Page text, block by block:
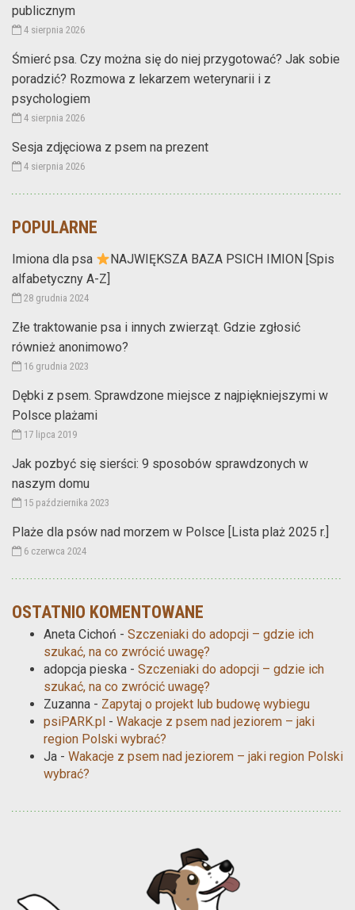
publicznym
4 sierpnia 2026
Śmierć psa. Czy można się do niej przygotować? Jak sobie
poradzić? Rozmowa z lekarzem weterynarii i z
psychologiem
4 sierpnia 2026
Sesja zdjęciowa z psem na prezent
4 sierpnia 2026
POPULARNE
Imiona dla psa
NAJWIĘKSZA BAZA PSICH IMION [Spis
alfabetyczny A-Z]
28 grudnia 2024
Złe traktowanie psa i innych zwierząt. Gdzie zgłosić
również anonimowo?
16 grudnia 2023
Dębki z psem. Sprawdzone miejsce z najpiękniejszymi w
Polsce plażami
17 lipca 2019
Jak pozbyć się sierści: 9 sposobów sprawdzonych w
naszym domu
15 października 2023
Plaże dla psów nad morzem w Polsce [Lista plaż 2025 r.]
6 czerwca 2024
OSTATNIO KOMENTOWANE
Aneta Cichoń - Szczeniaki do adopcji – gdzie ich
szukać, na co zwrócić uwagę?
adopcja pieska - Szczeniaki do adopcji – gdzie ich
szukać, na co zwrócić uwagę?
Zuzanna - Zapytaj o projekt lub budowę wybiegu
psiPARK.pl - Wakacje z psem nad jeziorem – jaki
region Polski wybrać?
Ja - Wakacje z psem nad jeziorem – jaki region Polski
wybrać?